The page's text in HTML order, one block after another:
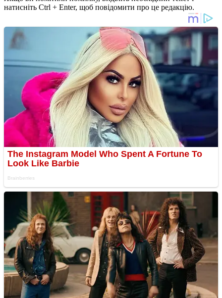
натисніть Ctrl + Enter, щоб повідомити про це редакцію.